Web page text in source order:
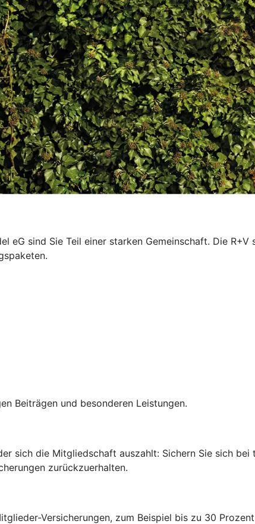
eG sind Sie Teil einer starken Gemeinschaft. Die
Beiträgen und besonderen Leistungen.
sich die Mitgliedschaft auszahlt: Sichern Sie sich
zurückzuerhalten.
Versicherungen, zum Beispiel bis zu 30